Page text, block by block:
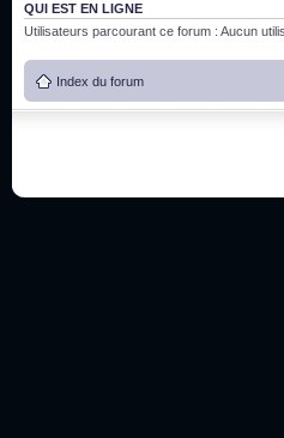
QUI EST EN LIGNE
Utilisateurs parcourant ce forum : Aucun
Index du forum